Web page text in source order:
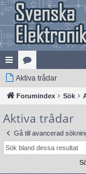
na
bb
lä
nk
ar
at
eg
ori
er
Aktiva trådar
Forumindex Sök
Aktiva trådar
Gå till avancerad